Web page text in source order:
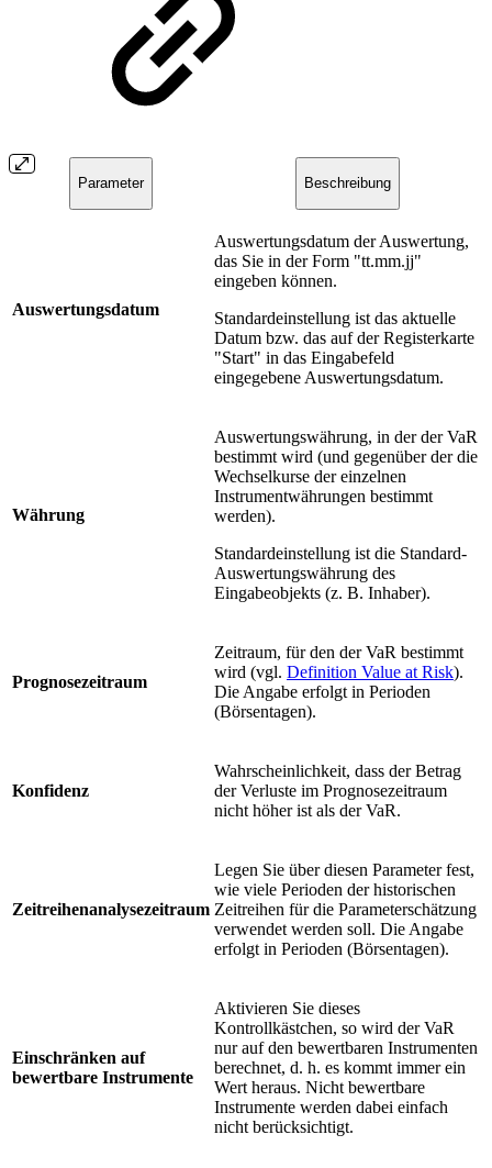
Parameter Beschreibung
Auswertungsdatum
Auswertungsdatum der Auswertung,
das Sie in der Form "tt.mm.jj"
eingeben können.
Standardeinstellung ist das aktuelle
Datum bzw. das auf der Registerkarte
"Start" in das Eingabefeld
eingegebene Auswertungsdatum.
Währung
Auswertungswährung, in der der VaR
bestimmt wird (und gegenüber der die
Wechselkurse der einzelnen
Instrumentwährungen bestimmt
werden).
Standardeinstellung ist die Standard-
Auswertungswährung des
Eingabeobjekts (z. B. Inhaber).
Prognosezeitraum
Zeitraum, für den der VaR bestimmt
wird (vgl. Definition Value at Risk).
Die Angabe erfolgt in Perioden
(Börsentagen).
Konfidenz
Wahrscheinlichkeit, dass der Betrag
der Verluste im Prognosezeitraum
nicht höher ist als der VaR.
Zeitreihenanalysezeitraum
Legen Sie über diesen Parameter fest,
wie viele Perioden der historischen
Zeitreihen für die Parameterschätzung
verwendet werden soll. Die Angabe
erfolgt in Perioden (Börsentagen).
Einschränken auf
bewertbare Instrumente
Aktivieren Sie dieses
Kontrollkästchen, so wird der VaR
nur auf den bewertbaren Instrumenten
berechnet, d. h. es kommt immer ein
Wert heraus. Nicht bewertbare
Instrumente werden dabei einfach
nicht berücksichtigt.